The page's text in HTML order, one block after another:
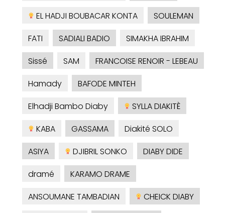
EL HADJI BOUBACAR KONTA
SOULEMAN
FATI
SADIALI BADIO
SIMAKHA IBRAHIM
Sissé
SAM
FRANCOISE RENOIR - LEBEAU
Hamady
BAFODE MINTEH
Elhadji Bambo Diaby
SYLLA DIAKITÈ
KABA
GASSAMA
Diakité SOLO
ASIYA
DJIBRIL SONKO
DIABY DIDE
dramé
KARAMO DRAME
ANSOUMANE TAMBADIAN
CHEICK DIABY